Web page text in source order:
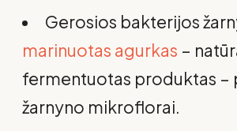
Gerosios bakterijos
marinuotas agurkas –
fermentuotas produktas –
žarnyno mikroflorai.